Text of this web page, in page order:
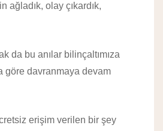
ağladık, olay çıkardık,
da bu anılar bilinçaltımıza
göre davranmaya devam
erişim verilen bir şey